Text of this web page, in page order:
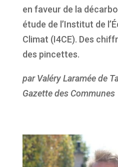
en faveur de la
étude de l’Institut de
Climat (I4CE). Des
des pincettes.
par Valéry Laramée de
Gazette des Communes